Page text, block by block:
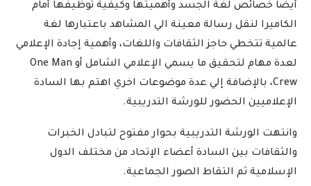
أيضا خصائص لغة الجسد وأهميتها وكيفية توظيفها أمام
الكاميرا لنقل رسالة معينة الي المشاهد باعتبارها لغة
عالمية تتخطي حاجز الثقافات واللغات، وأهمية إجادة الإعلامي
لعدة مهام لتحقيق ما يسمي الإعلامي الشامل أو One Man
Crew، بالإضافة إلي عدة موضوعات اخري اهتم بها السادة
الإعلاميين الحضور للورشة التدريبية.
وانتهت الورشة التدريبية بحوار مفتوح لتبادل الخبرات
والثقافات بين السادة أعضاء الإتحاد من مختلف الدول
الإسلامية ثم التقاط الصور الجماعية.